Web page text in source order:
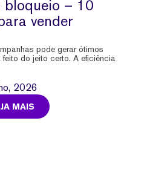
– 10
vender
pode gerar ótimos
do jeito certo. A eficiência
2026
MAIS